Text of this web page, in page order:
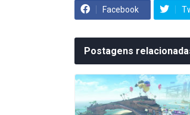
Facebook
Postagens